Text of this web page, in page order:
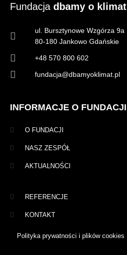
Fundacja dbamy o klimat
ul. Bursztynowe Wzgórza 9a
80-180 Jankowo Gdańskie
+48 570 800 602
fundacja@dbamyoklimat.pl
INFORMACJE O FUNDACJI
O FUNDACJI
NASZ ZESPÓŁ
AKTUALNOŚCI
REFERENCJE
KONTAKT
Polityka prywatności i plików cookies